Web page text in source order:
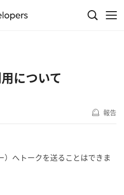
について
報告
）へトークを送ることはできま